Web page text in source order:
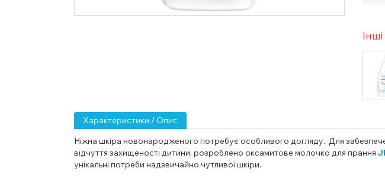
Характеристики / Опис
Ніжна шкіра новонародженого потребує особливого догляду. Для
відчуття захищеності дитини, розроблено оксамитове молочко для прання
унікальні потреби надзвичайно чутливої ​​шкіри.